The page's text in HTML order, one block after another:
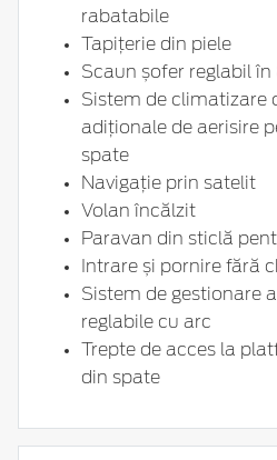
rabatabile
Tapițerie din piele
Scaun șofer reglabil în
Sistem de climatizare
adiționale de aerisire
spate
Navigație prin satelit
Volan încălzit
Paravan din sticlă
Intrare și pornire fără
Sistem de gestionare
reglabile cu arc
Trepte de acces la
din spate